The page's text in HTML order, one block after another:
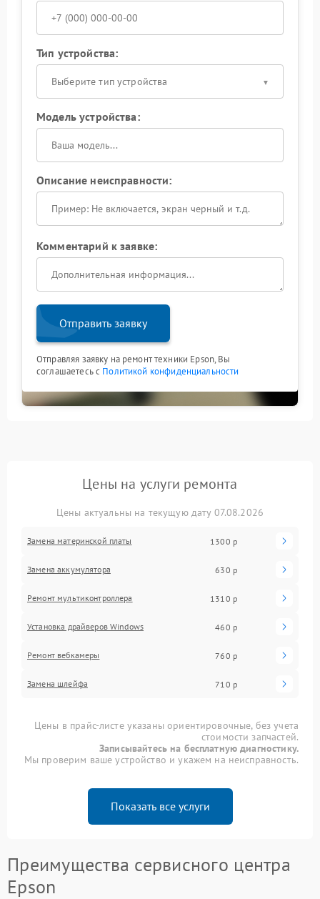
Тип устройства:
Выберите тип устройства
Модель устройства:
Описание неисправности:
Комментарий к заявке:
Отправить заявку
Отправляя заявку на ремонт техники Epson, Вы
соглашаетесь с Политикой конфиденциальности
Цены на услуги ремонта
Цены актуальны на текущую дату 07.08.2026
Замена материнской платы 1300 р
Замена аккумулятора 630 р
Ремонт мультиконтроллера 1310 р
Установка драйверов Windows 460 р
Ремонт вебкамеры 760 р
Замена шлейфа 710 р
Цены в прайс-листе указаны ориентировочные, без учета
стоимости запчастей.
Записывайтесь на бесплатную диагностику.
Мы проверим ваше устройство и укажем на неисправность.
Показать все услуги
Преимущества сервисного центра
Epson